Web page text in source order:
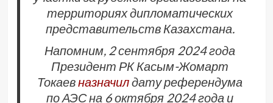
территориях дипломатических
представительств Казахстана.
Напомним, 2 сентября 2024 года
Президент РК Касым-Жомарт
Токаевназначилдату референдума
по АЭС на 6 октября 2024 года и